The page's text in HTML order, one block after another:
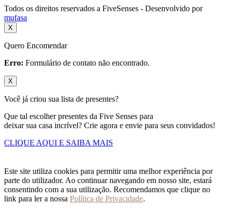
Todos os direitos reservados a FiveSenses - Desenvolvido por
mufasa
X
Quero Encomendar
Erro: Formulário de contato não encontrado.
X
Você já criou sua lista de presentes?
Que tal escolher presentes da Five Senses para
deixar sua casa incrível? Crie agora e envie para seus convidados!
CLIQUE AQUI E SAIBA MAIS
Este site utiliza cookies para permitir uma melhor experiência por
parte do utilizador. Ao continuar navegando em nosso site, estará
consentindo com a sua utilização. Recomendamos que clique no
link para ler a nossa Política de Privacidade.